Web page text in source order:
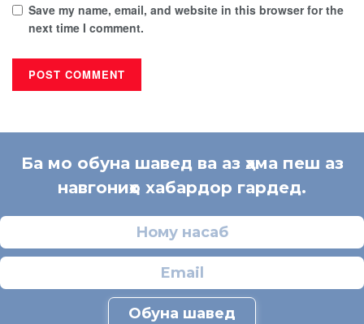
Save my name, email, and website in this browser for the
next time I comment.
Ба мо обуна шавед ва аз ҳама пеш аз
навгониҳо хабардор гардед.
Обуна шавед